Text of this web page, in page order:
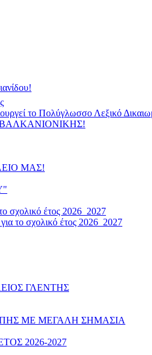
το Πολύγλωσσο Λεξικό
ΜΑΣ!
σχολικό έτος 2026_2027
το σχολικό έτος 2026_2027
ΓΛΕΝΤΗΣ
ΜΕ ΜΕΓΑΛΗ ΣΗΜΑΣΙΑ
2026-2027